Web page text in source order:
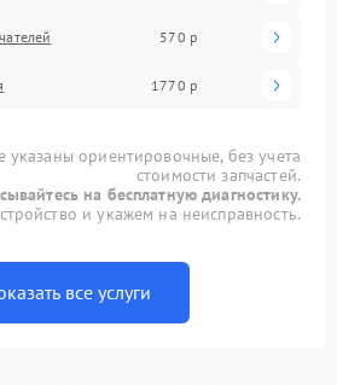
570 р
1770 р
указаны ориентировочные, без учета
стоимости запчастей.
на бесплатную диагностику.
и укажем на неисправность.
все услуги